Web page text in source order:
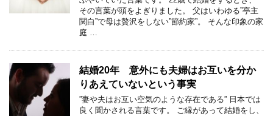
その言葉が頭をよぎりました。 父はいわゆる”亭主
関白”で母は贅沢をしない”節約家”。 そんな印象の家
庭 …
結婚20年 意外にも夫婦はお互いを分か
りあえていないという事実
”妻や夫はお互い空気のような存在である” 日本では
良く聞かされる言葉です。 ご縁があって結婚をし、